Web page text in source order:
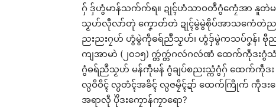
ဂှ် ဒှ်ဟွံမာန်သက်က်ရ။ ဍုၚ်ဟံသာဝတဳဂွံကၠေံအာ နူတဲ
သၟဟ်လီုလာ်တုဲ ကၞောတ်တဲ ဍုၚ်မွဲမွဲစိုပ်အာသကေံတဲညး
ညးညးဂၠဟ် ဟွံမွဲကဵုဓရ်ညဳသၟဟ်၊ ဟွံဒှ်မွဲကသပ်ဂၞန်၊ ဗီု
ကျအာမာဲ (၂၀၁၅) က္တဴက္တဴဂလဴဂလဴဏံ ထေက်ကဵုဒးဂွံ
ဂွံဓရ်ညဳသၟဟ် မန်ကဵုမန် ဂွံချပ်စညးသ္ကံဂွံဂှ် ထေက်ကဵုဒ
လ္ပဝိဝိၚ် လ္ပတံၚ်အခိၚ် လ္ပဇမၠိၚ်ဍာ် ထေက်ကြိုက် ကဵု
အရာလဵု ပိုဲဒးကၠောန်ကၠာရော?